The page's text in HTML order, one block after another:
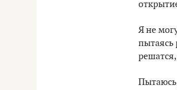
Я не
пытаясь
Пытаюсь